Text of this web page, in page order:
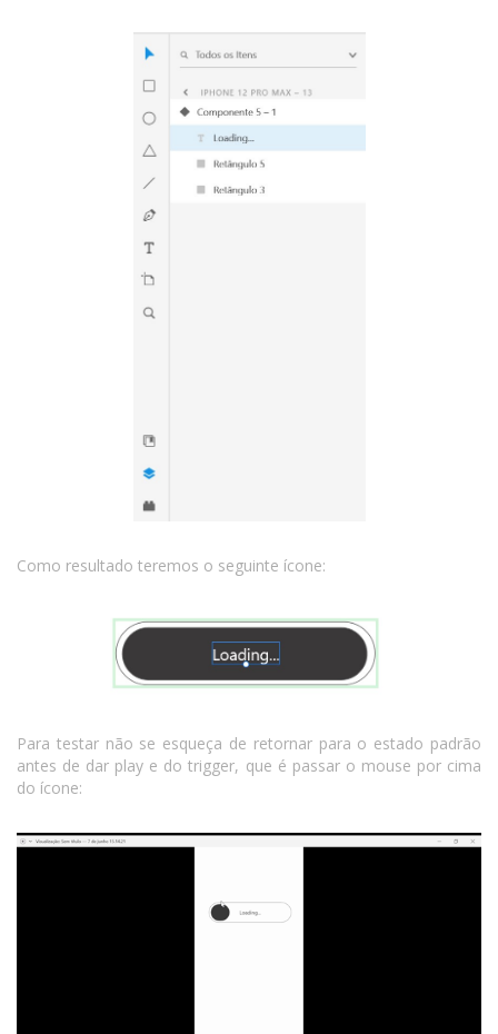
Como resultado teremos o seguinte ícone:
Para testar não se esqueça de retornar para o estado padrão
antes de dar play e do trigger, que é passar o mouse por cima
do ícone: